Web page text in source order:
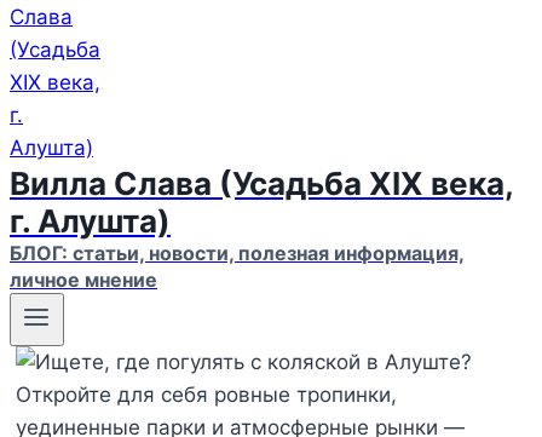
Вилла Слава (Усадьба XIX века,
г. Алушта)
БЛОГ: статьи, новости, полезная информация,
личное мнение